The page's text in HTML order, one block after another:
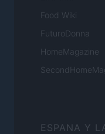
Food Wiki
FuturoDonna
HomeMagazine
ESPANA Y